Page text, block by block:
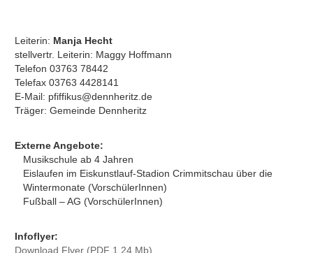
Kindertagesstätte „Pfiffikus“
Hauptstraße 28
Ortsteil Oberschindmaas
Leiterin:Manja Hecht
stellvertr. Leiterin: Maggy Hoffmann
Telefon 03763 78442
E-Mail: pfiffikus@dennheritz.de
Träger: Gemeinde Dennheritz